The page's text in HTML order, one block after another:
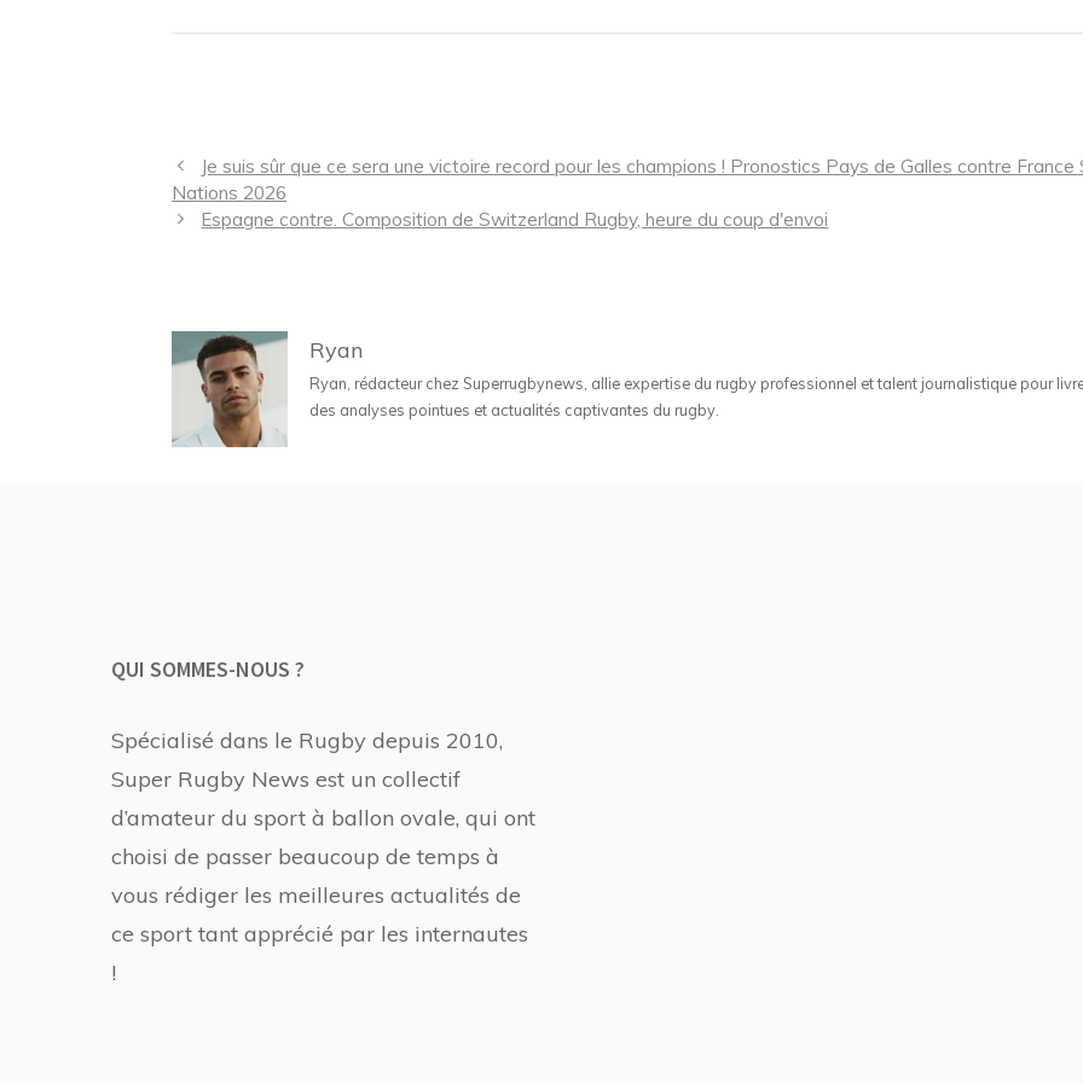
Navigation
des
articles
Je suis sûr que ce sera une victoire record pour les champions ! Pronostics Pays de Galles contre France
Nations 2026
Espagne contre. Composition de Switzerland Rugby, heure du coup d'envoi
Ryan
Ryan, rédacteur chez Superrugbynews, allie expertise du rugby professionnel et talent journalistique pour
des analyses pointues et actualités captivantes du rugby.
QUI SOMMES-NOUS ?
Spécialisé dans le Rugby depuis 2010,
Super Rugby News est un collectif
d’amateur du sport à ballon ovale, qui ont
choisi de passer beaucoup de temps à
vous rédiger les meilleures actualités de
ce sport tant apprécié par les internautes
!